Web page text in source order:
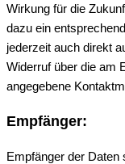
Wirkung für die
dazu ein
jederzeit auch direkt
Widerruf über die am
angegebene
Empfänger:
Empfänger der Daten